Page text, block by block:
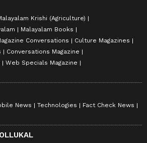
Krishi (Agriculture)
Malayalam Books
Conversations
Culture Magazines
Conversations Magazine
Web Specials Magazine
News Technologies
Fact Check News